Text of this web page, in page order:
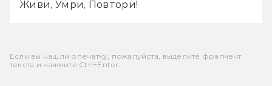
Живи, Умри, Повтори!
Если вы нашли опечатку, пожалуйста, выделите фрагмент
текста и нажмите Ctrl+Enter.